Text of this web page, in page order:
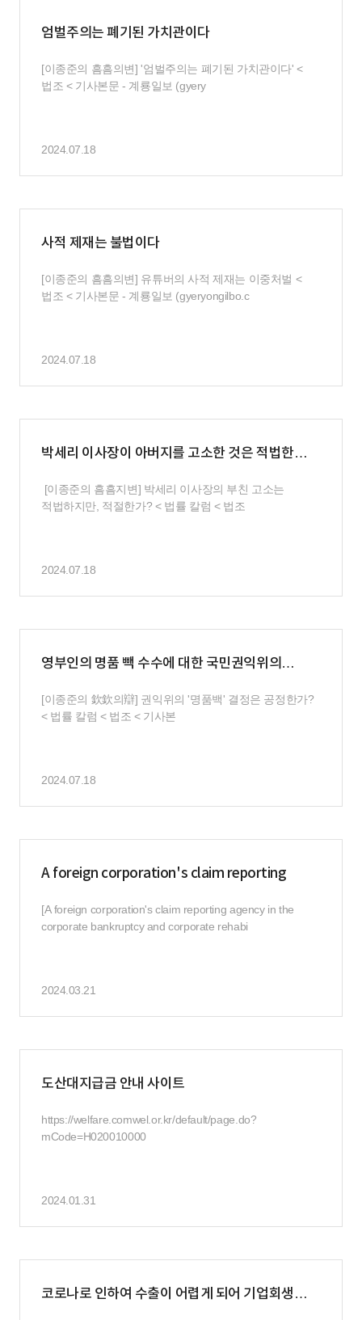
엄벌주의는 폐기된 가치관이다
[이종준의 흠흠의변] '엄벌주의는 폐기된 가치관이다' <
법조 < 기사본문 - 계룡일보 (gyery
2024.07.18
사적 제재는 불법이다
[이종준의 흠흠의변] 유튜버의 사적 제재는 이중처벌 <
법조 < 기사본문 - 계룡일보 (gyeryongilbo.c
2024.07.18
박세리 이사장이 아버지를 고소한 것은 적법한
[이종준의 흠흠지변] 박세리 이사장의 부친 고소는
적법하지만, 적절한가? < 법률 칼럼 < 법조
2024.07.18
영부인의 명품 빽 수수에 대한 국민권익위의
[이종준의 欽欽의辯] 권익위의 '명품백' 결정은 공정한가?
< 법률 칼럼 < 법조 < 기사본
2024.07.18
A foreign corporation's claim reporting
[A foreign corporation's claim reporting agency in the
corporate bankruptcy and corporate rehabi
2024.03.21
도산대지급금 안내 사이트
https://welfare.comwel.or.kr/default/page.do?
mCode=H020010000
2024.01.31
코로나로 인하여 수출이 어렵게 되어 기업회생